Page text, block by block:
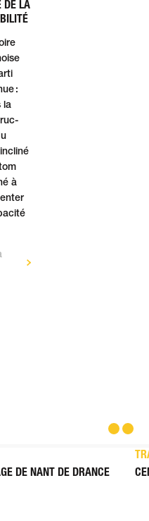
DE LA
:
la
à
DE NANT DE DRANCE